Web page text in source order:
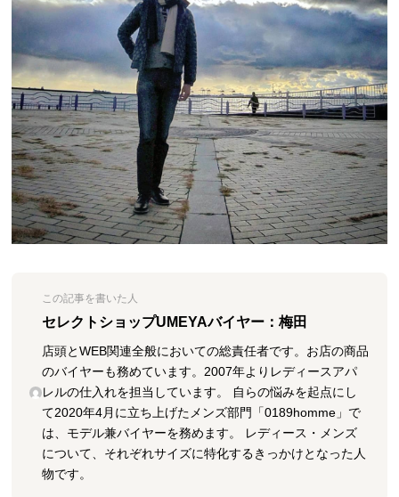
この記事を書いた人
セレクトショップUMEYAバイヤー：梅田
店頭とWEB関連全般においての総責任者です。お店の商品
のバイヤーも務めています。2007年よりレディースアパ
レルの仕入れを担当しています。 自らの悩みを起点にし
て2020年4月に立ち上げたメンズ部門「0189homme」で
は、モデル兼バイヤーを務めます。 レディース・メンズ
について、それぞれサイズに特化するきっかけとなった人
物です。